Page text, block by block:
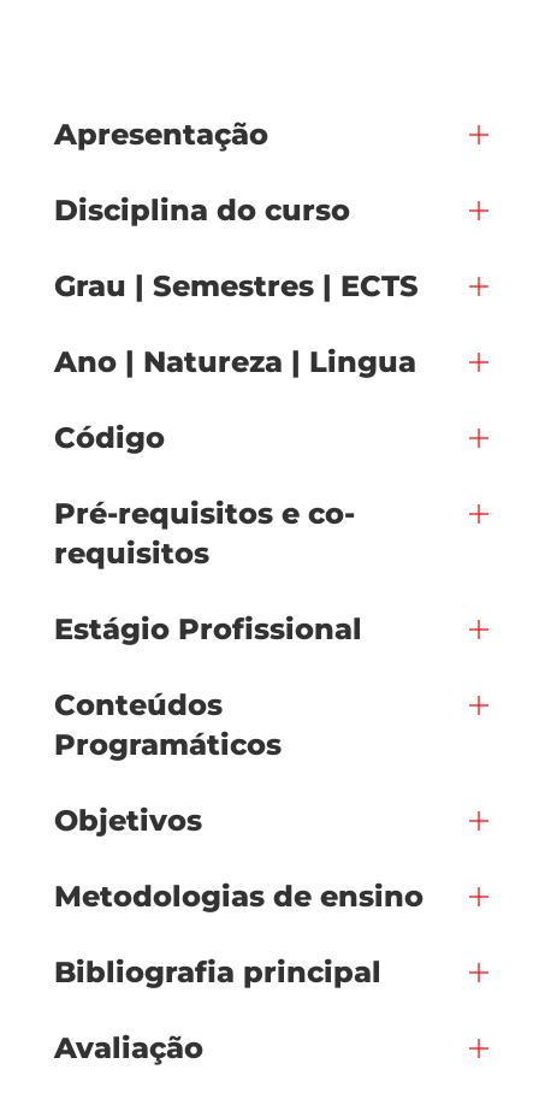
Apresentação
Disciplina do curso
Grau | Semestres | ECTS
Ano | Natureza | Lingua
Código
Pré-requisitos e co-
requisitos
Estágio Profissional
Conteúdos
Programáticos
Objetivos
Metodologias de ensino
Bibliografia principal
Avaliação